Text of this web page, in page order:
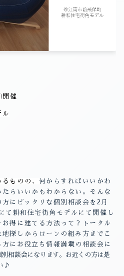
開催
ル
ものの、 何からすればいいかわ
らいいかもわからない。
そんな
に ピッタリな個別相談会を 2 月
て 耕和住宅街角モデルにて開催し
得に建てる方法って？
トータル
地探しからローンの組み方まで こ
に お役立ち情報満載の相談会に
相談会になります。お近くの方は是
♪